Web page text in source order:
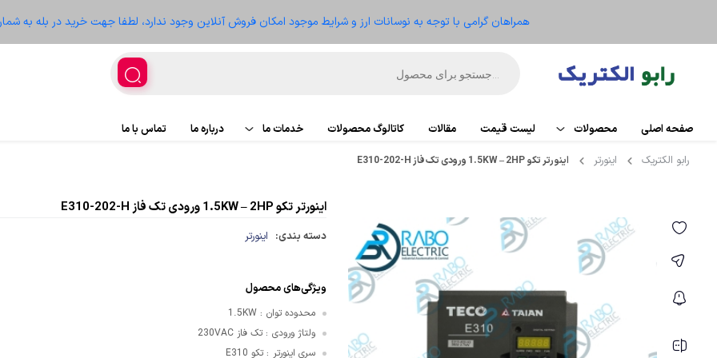
همراهان گرامی با توجه به نوسانات ارز و شرایط موجود امکان فروش آنلاین وجود ندارد، لطفا جهت خرید در بله به
صفحه اصلی محصولات
اتوماسیون
ریموت IO
HMI
الکترومکانیکال
ابزار دقیق و ترانسمیتر
تجهیزات کنترلر
لیست قیمت مقالات کاتالوگ محصولات خدمات ما
تعمیر تجهیزات
درباره ما
تماس با ما
رابو الکتریک
اینورتر اینورتر تکو 1.5KW – 2HP ورودی تک فاز E310-202-H
اینورتر تکو 1.5KW – 2HP ورودی تک فاز E310-202-H
دسته بندی: اینورتر
ویژگی‌های محصول
محدوده توان :
1.5KW
ولتاژ ورودی : تک فاز 230VAC
سری اینورتر : تکو E310